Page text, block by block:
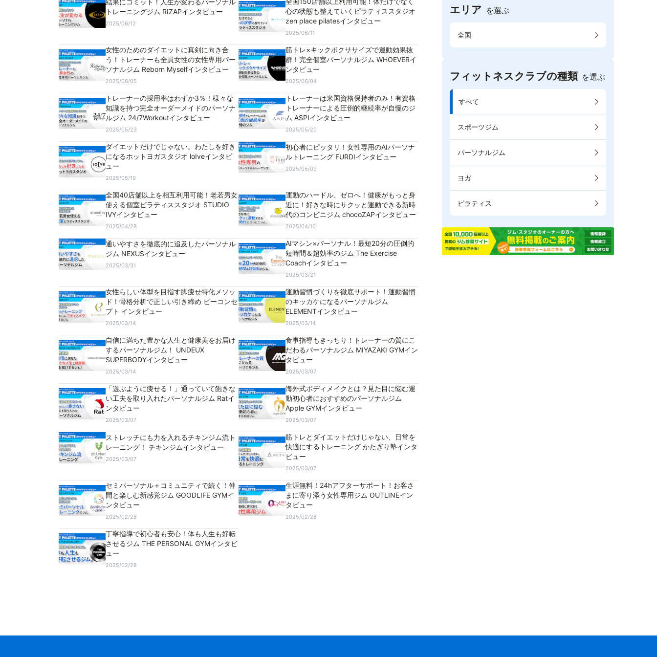
結果にコミット！人生が変わるパーソナル
トレーニングジム RIZAPインタビュー
2025/06/12
心の状態も整えていくピラティススタジオ
zen place pilatesインタビュー
2025/06/11
女性のためのダイエットに真剣に向き合
う！トレーナーも全員女性の女性専用パー
ソナルジム Reborn Myselfインタビュー
2025/06/05
筋トレ×キックボクササイズで運動効果抜
群！完全個室パーソナルジム WHOEVERイ
ンタビュー
2025/06/04
トレーナーの採用率はわずか3％！様々な
知識を持つ完全オーダーメイドのパーソナ
ルジム 24/7Workoutインタビュー
2025/05/23
トレーナーは米国資格保持者のみ！有資格
トレーナーによる圧倒的継続率が自慢のジ
ム ASPIインタビュー
2025/05/20
ダイエットだけでじゃない。わたしを好き
になるホットヨガスタジオ loIveインタビ
ュー
2025/05/19
初心者にピッタリ！女性専用のAIパーソナ
ルトレーニング FURDIインタビュー
2025/05/09
全国40店舗以上を相互利用可能！老若男女
使える個室ピラティススタジオ STUDIO
IVYインタビュー
2025/04/28
運動のハードル、ゼロへ！健康がもっと身
近に！好きな時にサクッと運動できる新時
代のコンビニジム chocoZAPインタビュー
2025/04/10
通いやすさを徹底的に追及したパーソナル
ジム NEXUSインタビュー
2025/03/31
AIマシン×パーソナル！最短20分の圧倒的
短時間＆超効率のジム The Exercise
Coachインタビュー
2025/03/21
女性らしい体型を目指す脚痩せ特化メソッ
ド！骨格分析で正しい引き締め ビーコンセ
プト インタビュー
2025/03/14
運動習慣づくりを徹底サポート！運動習慣
のキッカケになるパーソナルジム
ELEMENTインタビュー
2025/03/14
自信に満ちた豊かな人生と健康美をお届け
するパーソナルジム！ UNDEUX
SUPERBODYインタビュー
2025/03/14
食事指導もきっちり！トレーナーの質にこ
だわるパーソナルジム MIYAZAKI GYMイン
タビュー
2025/03/07
「遊ぶように痩せる！」通っていて飽きな
い工夫を取り入れたパーソナルジム Ratイ
ンタビュー
2025/03/07
海外式ボディメイクとは？見た目に悩む運
動初心者におすすめのパーソナルジム
Apple GYMインタビュー
2025/03/07
ストレッチにも力を入れるチキンジム流ト
レーニング！ チキンジムインタビュー
2025/03/07
筋トレとダイエットだけじゃない、日常を
快適にするトレーニング かたぎり塾インタ
ビュー
2025/03/07
セミパーソナル＋コミュニティで続く！仲
間と楽しむ新感覚ジム GOODLIFE GYMイ
ンタビュー
2025/02/28
生涯無料！24hアフターサポート！お客さ
まに寄り添う女性専用ジム OUTLINEイン
タビュー
2025/02/28
丁寧指導で初心者も安心！体も人生も好転
させるジム THE PERSONAL GYMインタビ
ュー
2025/02/28
エリア を選ぶ
全国
フィットネスクラブの種類 を選ぶ
すべて
スポーツジム
パーソナルジム
ヨガ
ピラティス